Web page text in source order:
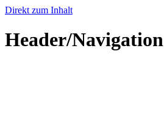
Direkt zum Inhalt
Header/Navigation